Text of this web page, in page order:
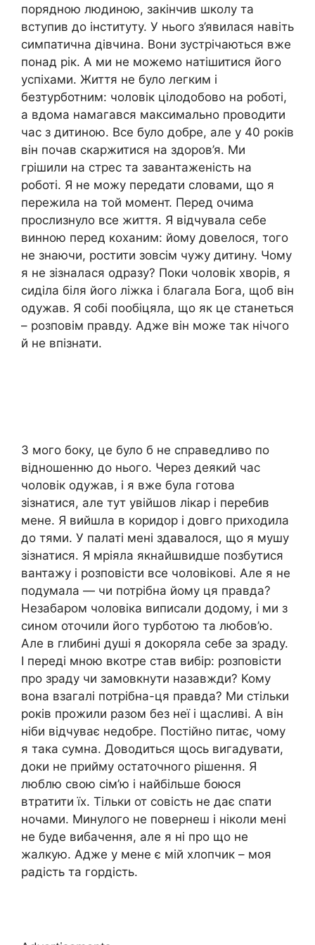
порядною людиною, закінчив школу та
вступив до інституту. У нього з’явилася навіть
симпатична дівчина. Вони зустрічаються вже
понад рік. А ми не можемо натішитися його
успіхами. Життя не було легким і
безтурботним: чоловік цілодобово на роботі,
а вдома намагався максимально проводити
час з дитиною. Все було добре, але у 40 років
він почав скаржитися на здоров’я. Ми
грішили на стрес та завантаженість на
роботі. Я не можу передати словами, що я
пережила на той момент. Перед очима
прослизнуло все життя. Я відчувала себе
винною перед коханим: йому довелося, того
не знаючи, ростити зовсім чужу дитину. Чому
я не зізналася одразу? Поки чоловік хворів, я
сиділа біля його ліжка і благала Бога, щоб він
одужав. Я собі пообіцяла, що як це станеться
– розповім правду. Адже він може так нічого
й не впізнати.
З мого боку, це було б не справедливо по
відношенню до нього. Через деякий час
чоловік одужав, і я вже була готова
зізнатися, але тут увійшов лікар і перебив
мене. Я вийшла в коридор і довго приходила
до тями. У палаті мені здавалося, що я мушу
зізнатися. Я мріяла якнайшвидше позбутися
вантажу і розповісти все чоловікові. Але я не
подумала — чи потрібна йому ця правда?
Незабаром чоловіка виписали додому, і ми з
сином оточили його турботою та любов’ю.
Але в глибині душі я докоряла себе за зраду.
І переді мною вкотре став вибір: розповісти
про зраду чи замовкнути назавжди? Кому
вона взагалі потрібна-ця правда? Ми стільки
років прожили разом без неї і щасливі. А він
ніби відчуває недобре. Постійно питає, чому
я така сумна. Доводиться щось вигадувати,
доки не прийму остаточного рішення. Я
люблю свою сім’ю і найбільше боюся
втратити їх. Тільки от совість не дає спати
ночами. Минулого не повернеш і ніколи мені
не буде вибачення, але я ні про що не
жалкую. Адже у мене є мій хлопчик – моя
радість та гордість.